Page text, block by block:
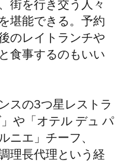
街を行き交う人々
堪能できる。予約
のレイトランチや
食事するのもいい
スの3つ星レストラ
や「オテル デュ パ
ニエ」チーフ、
理長代理という経